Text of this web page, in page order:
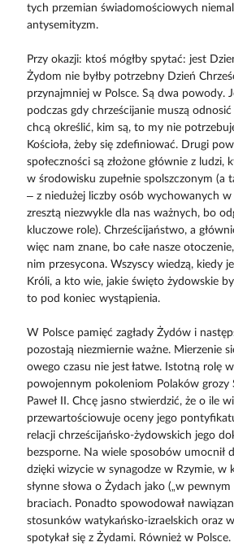
tych przemian świadomościowych
antysemityzm.
Przy okazji: ktoś mógłby spytać: jest
Żydom nie byłby potrzebny Dzień
przynajmniej w Polsce. Są dwa powody.
podczas gdy chrześcijanie muszą
chcą określić, kim są, to my nie
Kościoła, żeby się zdefiniować. Drugi
społeczności są złożone głównie z ludzi,
w środowisku zupełnie spolszczonym (a
– z niedużej liczby osób wychowanych w
zresztą niezwykle dla nas ważnych, bo
kluczowe role). Chrześcijaństwo, a
więc nam znane, bo całe nasze
nim przesycona. Wszyscy wiedzą, kiedy
Króli, a kto wie, jakie święto żydowskie
to pod koniec wystąpienia.
W Polsce pamięć zagłady Żydów i
pozostają niezmiernie ważne. Mierzenie
owego czasu nie jest łatwe. Istotną rolę
powojennym pokoleniom Polaków grozy
Paweł II. Chcę jasno stwierdzić, że o ile
przewartościowuje oceny jego
relacji chrześcijańsko-żydowskich jego
bezsporne. Na wiele sposobów umocnił
dzięki wizycie w synagodze w Rzymie, w
słynne słowa o Żydach jako („w pewnym
braciach. Ponadto spowodował
stosunków watykańsko-izraelskich oraz
spotykał się z Żydami. Również w Polsce.